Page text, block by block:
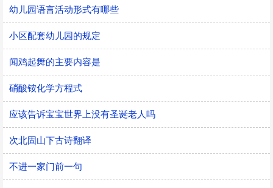
幼儿园语言活动形式有哪些
小区配套幼儿园的规定
闻鸡起舞的主要内容是
硝酸铵化学方程式
应该告诉宝宝世界上没有圣诞老人吗
次北固山下古诗翻译
不进一家门前一句